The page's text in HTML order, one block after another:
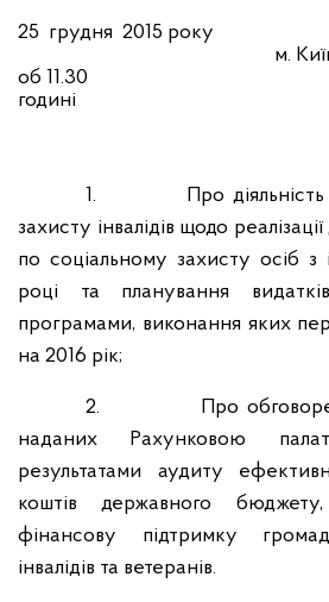
25 грудня 2015 року
м.
об 11.30
годині
1.
Про
захисту інвалідів щодо
по соціальному захисту осіб з
році та планування
програмами, виконання яких
на 2016 рік;
2.
Про
наданих Рахунковою
результатами аудиту
коштів державного
фінансову підтримку
інвалідів та ветеранів.